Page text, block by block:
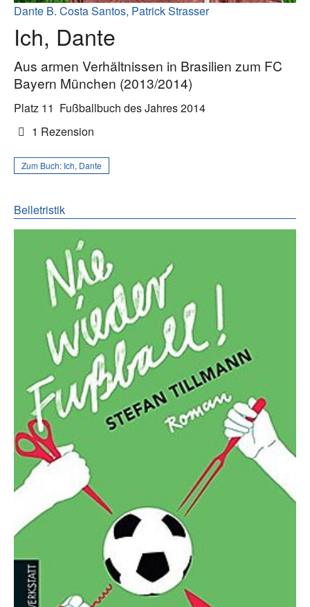
Dante B. Costa Santos, Patrick Strasser
Ich, Dante
Aus armen Verhältnissen in Brasilien zum FC
Bayern München (2013/2014)
Platz 11 Fußballbuch des Jahres 2014
1 Rezension
Zum Buch: Ich, Dante
Belletristik